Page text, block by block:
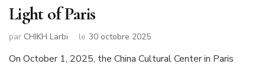
Light of Paris
par CHIKH Larbi le 30 octobre 2025
On October 1, 2025, the China Cultural Center in Paris